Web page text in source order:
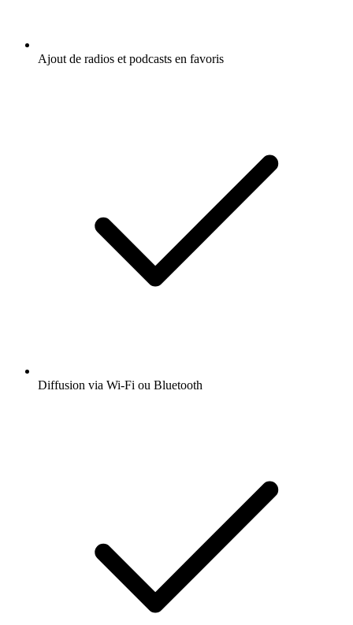
Ajout de radios et podcasts en favoris
Diffusion via Wi-Fi ou Bluetooth